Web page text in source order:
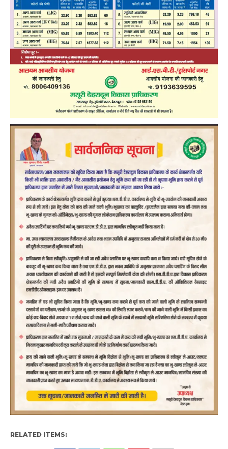
RELATED ITEMS: